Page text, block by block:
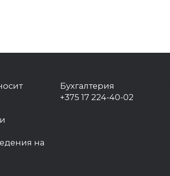
на
Бухгалтерия
+375 17 224-40-02